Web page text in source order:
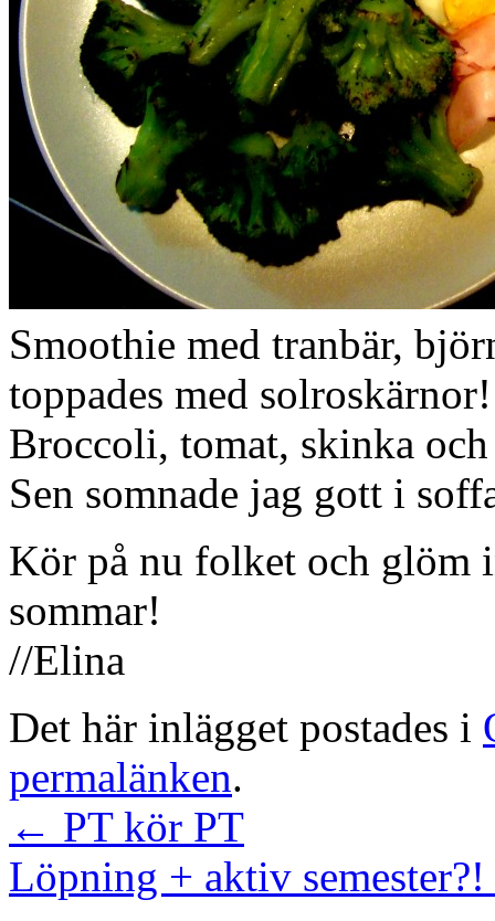
Smoothie med tranbär,
toppades med solroskärnor!
Broccoli, tomat, skinka
Sen somnade jag gott i
Kör på nu folket och glöm
sommar!
//Elina
Det här inlägget postades i
permalänken.
← PT kör PT
Löpning + aktiv semester?!